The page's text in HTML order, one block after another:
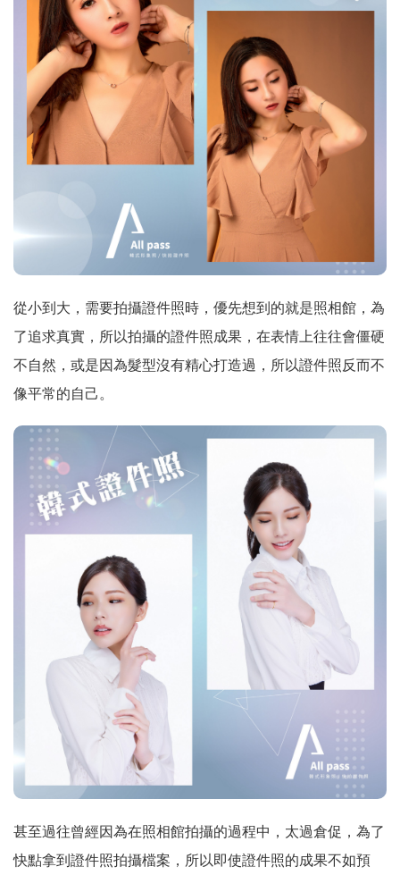
從小到大，需要拍攝證件照時，優先想到的就是照相館，為
了追求真實，所以拍攝的證件照成果，在表情上往往會僵硬
不自然，或是因為髮型沒有精心打造過，所以證件照反而不
像平常的自己。
甚至過往曾經因為在照相館拍攝的過程中，太過倉促，為了
快點拿到證件照拍攝檔案，所以即使證件照的成果不如預